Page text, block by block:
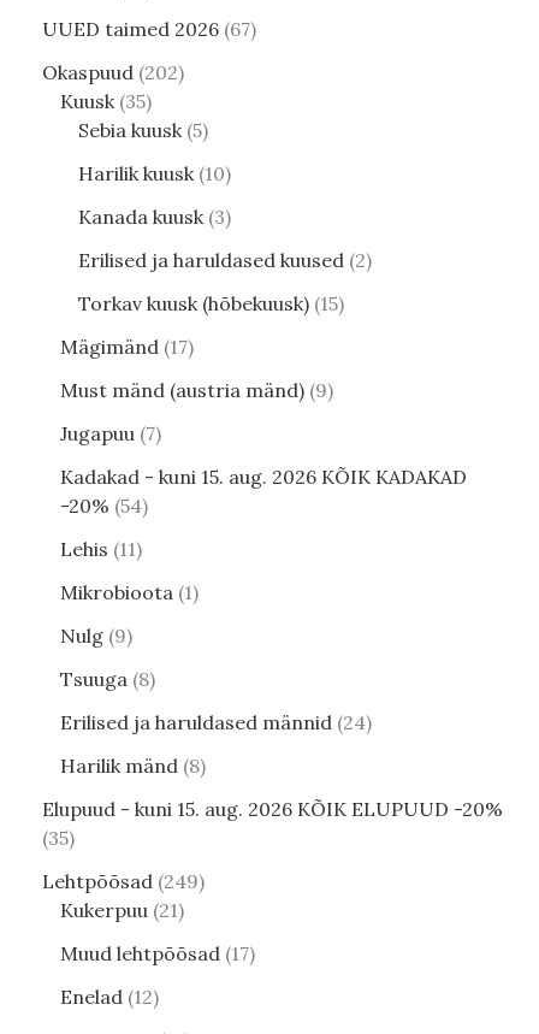
UUED taimed 2026 67
Okaspuud 202
Kuusk 35
Sebia kuusk 5
Harilik kuusk 10
Kanada kuusk 3
Erilised ja haruldased kuused 2
Torkav kuusk (hõbekuusk) 15
Mägimänd 17
Must mänd (austria mänd) 9
Jugapuu 7
Kadakad - kuni 15. aug. 2026 KÕIK KADAKAD
-20% 54
Lehis 11
Mikrobioota 1
Nulg 9
Tsuuga 8
Erilised ja haruldased männid 24
Harilik mänd 8
Elupuud - kuni 15. aug. 2026 KÕIK ELUPUUD -20%
35
Lehtpõõsad 249
Kukerpuu 21
Muud lehtpõõsad 17
Enelad 12